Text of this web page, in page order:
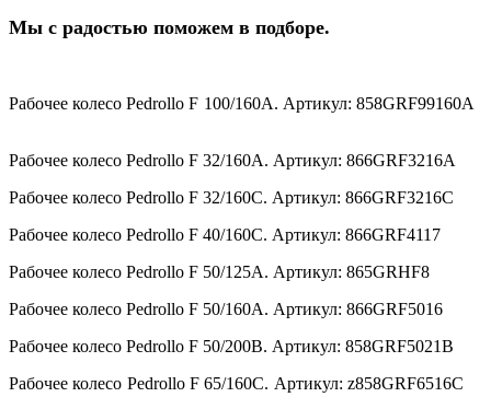
Мы с радостью поможем в подборе.
Рабочее колесо Pedrollo F 100/160А. Артикул: 858GRF99160A
Рабочее колесо Pedrollo F 32/160A. Артикул: 866GRF3216A
Рабочее колесо Pedrollo F 32/160C. Артикул: 866GRF3216C
Рабочее колесо Pedrollo F 40/160C. Артикул: 866GRF4117
Рабочее колесо Pedrollo F 50/125A. Артикул: 865GRHF8
Рабочее колесо Pedrollo F 50/160A. Артикул: 866GRF5016
Рабочее колесо Pedrollo F 50/200B. Артикул: 858GRF5021B
Рабочее колесо Pedrollo F 65/160C. Артикул: z858GRF6516C